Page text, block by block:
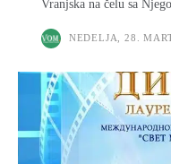
Vranjska na čelu sa
NEDELJA, 28.